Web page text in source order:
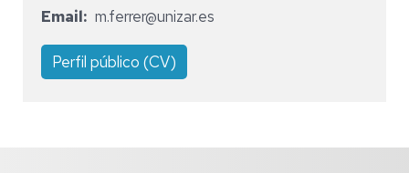
Email
m.ferrer@unizar.es
Perfil público (CV)